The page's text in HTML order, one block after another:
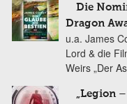
Die
Dragon
u.a. James
Lord & die
Weirs „Der
„Legion